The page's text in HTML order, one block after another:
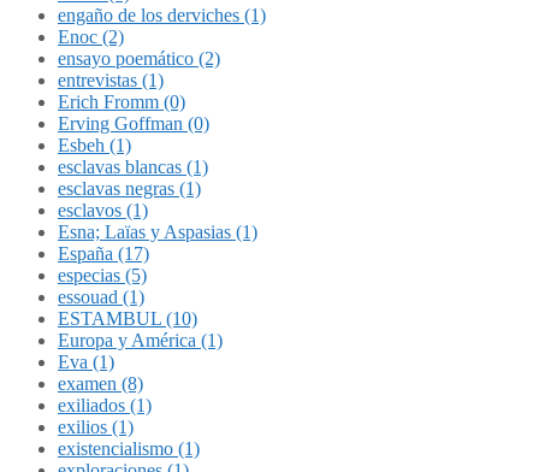
engaño de los derviches (1)
Enoc (2)
ensayo poemático (2)
entrevistas (1)
Erich Fromm (0)
Erving Goffman (0)
Esbeh (1)
esclavas blancas (1)
esclavas negras (1)
esclavos (1)
Esna; Laïas y Aspasias (1)
España (17)
especias (5)
essouad (1)
ESTAMBUL (10)
Europa y América (1)
Eva (1)
examen (8)
exiliados (1)
exilios (1)
existencialismo (1)